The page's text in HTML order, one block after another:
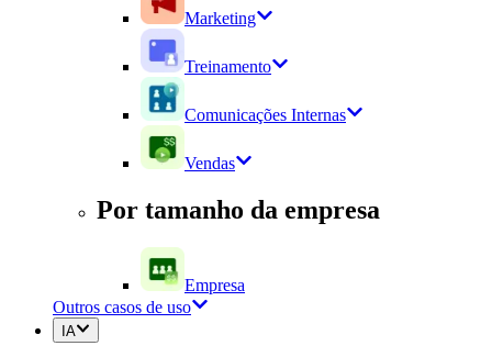
Marketing
Treinamento
Comunicações Internas
Vendas
Por tamanho da empresa
Empresa
Outros casos de uso
IA